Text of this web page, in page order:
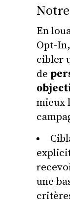
En
Opt-
cibler
de
mieux
une